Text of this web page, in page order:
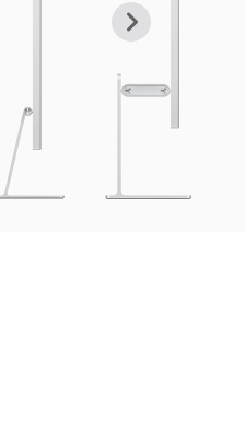
上
张
下
张